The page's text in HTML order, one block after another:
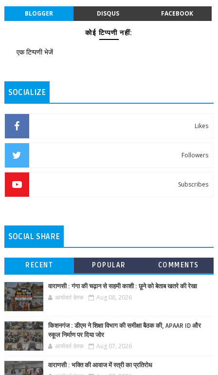
BLOGGER DISQUS FACEBOOK
कोई टिप्पणी नहीं:
एक टिप्पणी भेजें
SOCIALIZE
Likes
Followers
Subscribes
SOCIAL SHARE
RECENT POPULAR COMMENTS
वाराणसी : गंगा की चढ़ान से सहमी काशी : छूने को बेताब खतरे की रेखा
आर्यावर्त डेस्क Aug 08, 2026
किशनगंज : डीएम ने शिक्षा विभाग की समीक्षा बैठक की, APAAR ID और
स्कूल निर्माण पर दिया जोर
आर्यावर्त डेस्क Aug 07, 2026
वाराणसी : भक्ति की आवाज में स्त्री का प्रतिरोध